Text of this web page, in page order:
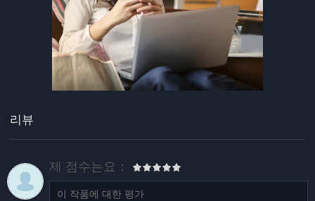
리뷰
제 점수는요：